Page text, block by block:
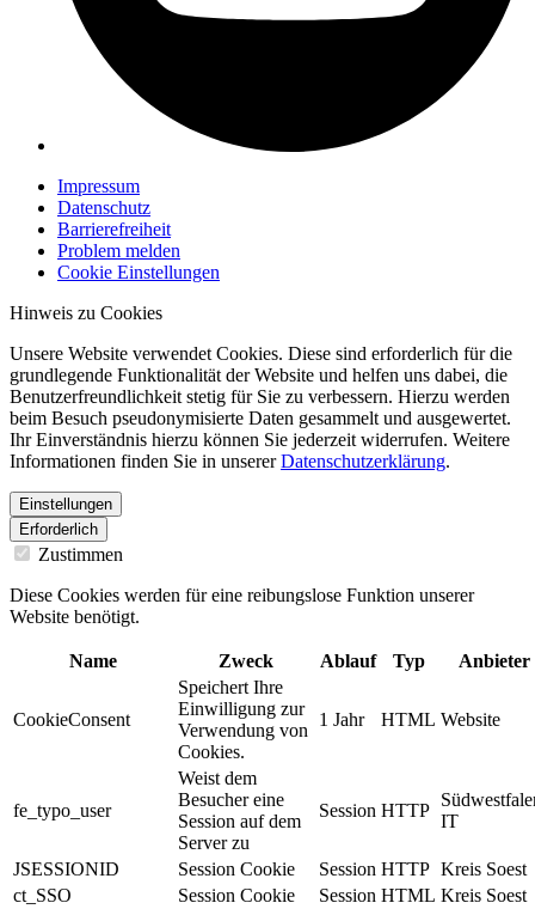
Impressum
Datenschutz
Barrierefreiheit
Problem melden
Cookie Einstellungen
Hinweis zu Cookies
Unsere Website verwendet Cookies. Diese sind erforderlich für die
grundlegende Funktionalität der Website und helfen uns dabei, die
Benutzerfreundlichkeit stetig für Sie zu verbessern. Hierzu werden
beim Besuch pseudonymisierte Daten gesammelt und ausgewertet.
Ihr Einverständnis hierzu können Sie jederzeit widerrufen. Weitere
Informationen finden Sie in unsererDatenschutzerklärung.
Einstellungen
Erforderlich
Zustimmen
Diese Cookies werden für eine reibungslose Funktion unserer
Website benötigt.
Name Zweck Ablauf Typ Anbieter
CookieConsent
Speichert Ihre
Einwilligung zur
Verwendung von
Cookies.
1 Jahr HTML Website
fe_typo_user
Weist dem
Besucher eine
Session auf dem
Server zu
Session HTTP
IT
JSESSIONID Session Cookie Session HTTP Kreis Soest
ct_SSO
Session Cookie Session HTML Kreis Soest